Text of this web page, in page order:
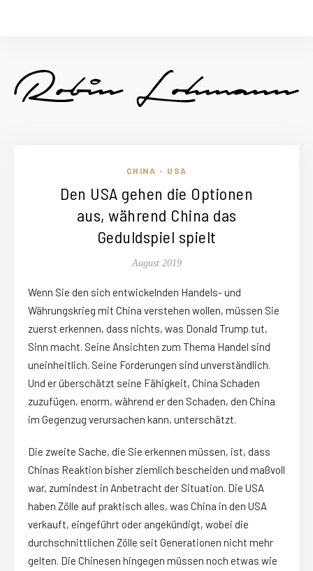
CHINA • USA
Den USA gehen die Optionen
aus, während China das
Geduldspiel spielt
August 2019
Wenn Sie den sich entwickelnden Handels- und
Währungskrieg mit China verstehen wollen, müssen Sie
zuerst erkennen, dass nichts, was Donald Trump tut,
Sinn macht. Seine Ansichten zum Thema Handel sind
uneinheitlich. Seine Forderungen sind unverständlich.
Und er überschätzt seine Fähigkeit, China Schaden
zuzufügen, enorm, während er den Schaden, den China
im Gegenzug verursachen kann, unterschätzt.
Die zweite Sache, die Sie erkennen müssen, ist, dass
Chinas Reaktion bisher ziemlich bescheiden und maßvoll
war, zumindest in Anbetracht der Situation. Die USA
haben Zölle auf praktisch alles, was China in den USA
verkauft, eingeführt oder angekündigt, wobei die
durchschnittlichen Zölle seit Generationen nicht mehr
gelten. Die Chinesen hingegen müssen noch etwas wie